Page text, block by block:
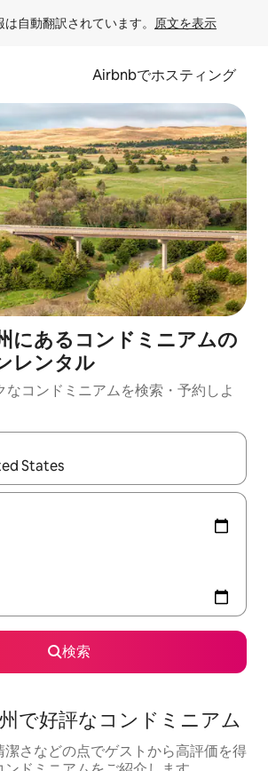
自動翻訳されています。 原文を表示
Airbnbでホスティング
にあるコンドミニアムの
レンタル
コンドミニアムを検索・予約しよ
れたら、上下の矢印キーを使って移動するか
検索
で好評なコンドミニアム
潔さなどの点でゲストから高評価を得